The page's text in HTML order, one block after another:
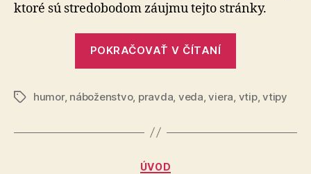
ktoré sú stredobodom záujmu tejto stránky.
POKRAČOVAŤ V ČÍTANÍ
vážne“
Značkyhumor, náboženstvo, pravda veda ,viera vtip,vtipy
Kategórie
ÚVOD